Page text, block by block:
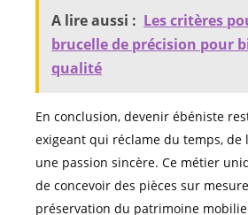
A lire aussi : Les critères
brucelle de précision pour
qualité
En conclusion, devenir ébéniste
exigeant qui réclame du temps, de
une passion sincère. Ce métier
de concevoir des pièces sur
préservation du patrimoine